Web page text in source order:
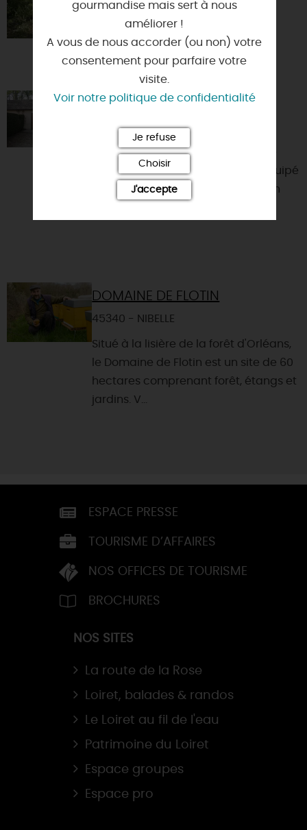
GÎTE FORESTIER N°12
45270 - NESPLOY
Nos gîtes comprennent : une pièce
principale avec un coin cuisine équipé
de 2 plaques vitro-céramique, d'un
DOMAINE DE FLOTIN
45340 - NIBELLE
Situé à la lisière de la forêt d'Orléans,
le Domaine de Flotin est un site de 60
hectares comprenant forêt, étangs et
jardins. V...
ESPACE PRESSE
TOURISME D’AFFAIRES
NOS OFFICES DE TOURISME
BROCHURES
NOS SITES
La route de la Rose
Loiret, balades & randos
Le Loiret au fil de l'eau
Patrimoine du Loiret
Espace groupes
Espace pro
gourmandise mais sert à nous
améliorer !
A vous de nous accorder (ou non) votre
consentement pour parfaire votre
visite.
Voir notre politique de confidentialité
Je refuse
Choisir
J'accepte